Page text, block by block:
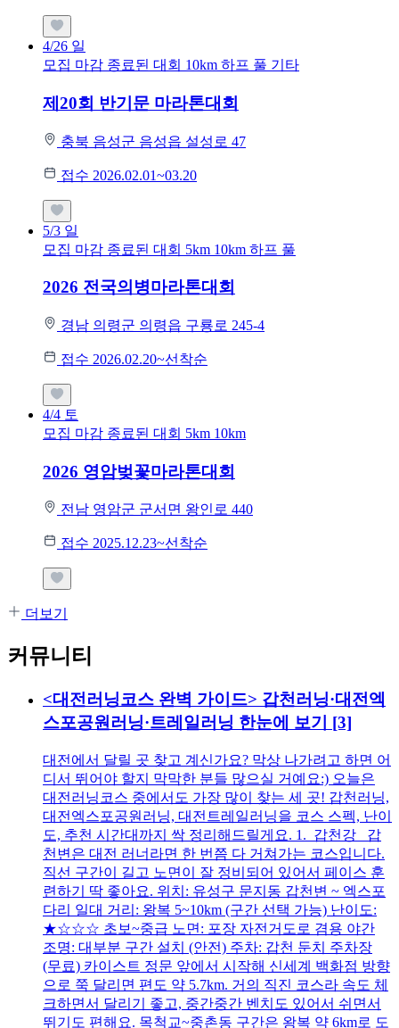
4/26 일
모집 마감 종료된 대회 10km 하프 풀 기타
제20회 반기문 마라톤대회
충북 음성군 음성읍 설성로 47
접수 2026.02.01~03.20
5/3 일
모집 마감 종료된 대회 5km 10km 하프 풀
2026 전국의병마라톤대회
경남 의령군 의령읍 구룡로 245-4
접수 2026.02.20~선착순
4/4 토
모집 마감 종료된 대회 5km 10km
2026 영암벚꽃마라톤대회
전남 영암군 군서면 왕인로 440
접수 2025.12.23~선착순
더보기
커뮤니티
<대전러닝코스 완벽 가이드> 갑천러닝·대전엑
스포공원러닝·트레일러닝 한눈에 보기 [3]
대전에서 달릴 곳 찾고 계신가요? 막상 나가려고 하면 어
디서 뛰어야 할지 막막한 분들 많으실 거예요:) 오늘은
대전러닝코스 중에서도 가장 많이 찾는 세 곳! 갑천러닝,
대전엑스포공원러닝, 대전트레일러닝을 코스 스펙, 난이
도, 추천 시간대까지 싹 정리해드릴게요. 1. 갑천강 갑
천변은 대전 러너라면 한 번쯤 다 거쳐가는 코스입니다.
직선 구간이 길고 노면이 잘 정비되어 있어서 페이스 훈
련하기 딱 좋아요. 위치: 유성구 문지동 갑천변 ~ 엑스포
다리 일대 거리: 왕복 5~10km (구간 선택 가능) 난이도:
★☆☆☆ 초보~중급 노면: 포장 자전거도로 겸용 야간
조명: 대부분 구간 설치 (안전) 주차: 갑천 둔치 주차장
(무료) 카이스트 정문 앞에서 시작해 신세계 백화점 방향
으로 쭉 달리면 편도 약 5.7km. 거의 직진 코스라 속도 체
크하면서 달리기 좋고, 중간중간 벤치도 있어서 쉬면서
뛰기도 편해요. 목척교~중촌동 구간은 왕복 약 6km로 도